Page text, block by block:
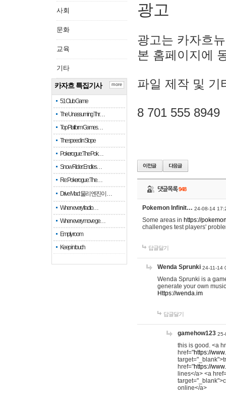
사회
문화
교육
기타
카자흐 특집기사
51 Club Game
The Unassuming Thr…
Top Platform Games…
The speed in Slope
Pokerogue: The Pok…
Snow Rider: Endles…
Re: Pokerogue: The…
Drive Mad: 물리 엔진이 …
When every fractio…
When every move ge…
Empty room
Keep in touch
more
광고
광고는 카자흐
본 홈페이지에
파일 제작 및 기
8 701 555 8949
댓글목록948
Pokemon Infinit… 24-08-14
Some areas in https://
challenges test players'
답글달기
Wenda Sprunki 24-11-14
Wenda Sprunki is a
generate your own
Https://wenda.im
답글달기
gamehow123 25-
this is good. <a
href="https://
href="https://
lines</a> <a
online</a>